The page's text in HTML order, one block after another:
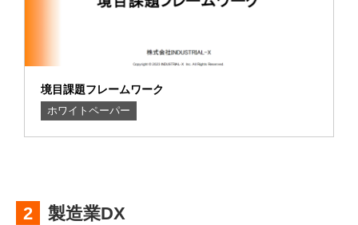
境目課題フレームワーク
ホワイトペーパー
製造業DX